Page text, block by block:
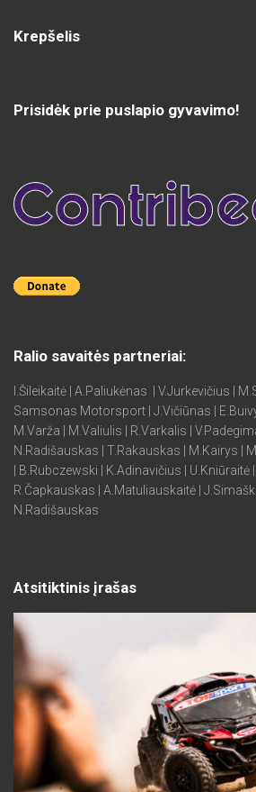
Krepšelis
Prisidėk prie puslapio gyvavimo!
Ralio savaitės partneriai:
I.Šileikaitė | A.Paliukėnas | V.Jurkevičius |
Samsonas Motorsport | J.Vičiūnas |
M.Varža | M.Valiulis | R.Varkalis |
N.Radišauskas | T.Rakauskas | M.Kairys |
| B.Rubczewski | K.Adinavičius | U.Kniūraitė |
R.Čapkauskas | A.Matuliauskaitė |
N.Radišauskas
Atsitiktinis įrašas